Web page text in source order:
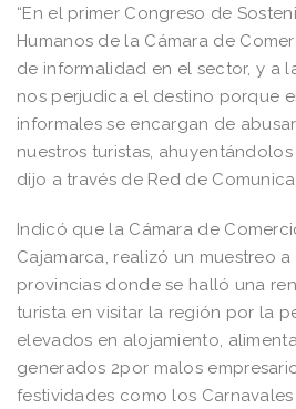
“En el primer Congreso de
Humanos de la Cámara de
de informalidad en el sector, y a
nos perjudica el destino porque
informales se encargan de
nuestros turistas,
dijo a través de Red de
Indicó que la Cámara de
Cajamarca, realizó un muestreo
provincias donde se halló una
turista en visitar la región por la
elevados en alojamiento,
generados 2por malos
festividades como los Carnavales